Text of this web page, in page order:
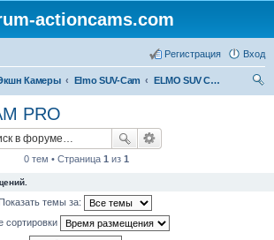
actioncams.com
Вход
Регистрация
Камеры Elmo SUV-Cam
ELMO SUV CAM PRO
PRO
0 тем • Страница 1 из 1
Показать темы за:
сортировки